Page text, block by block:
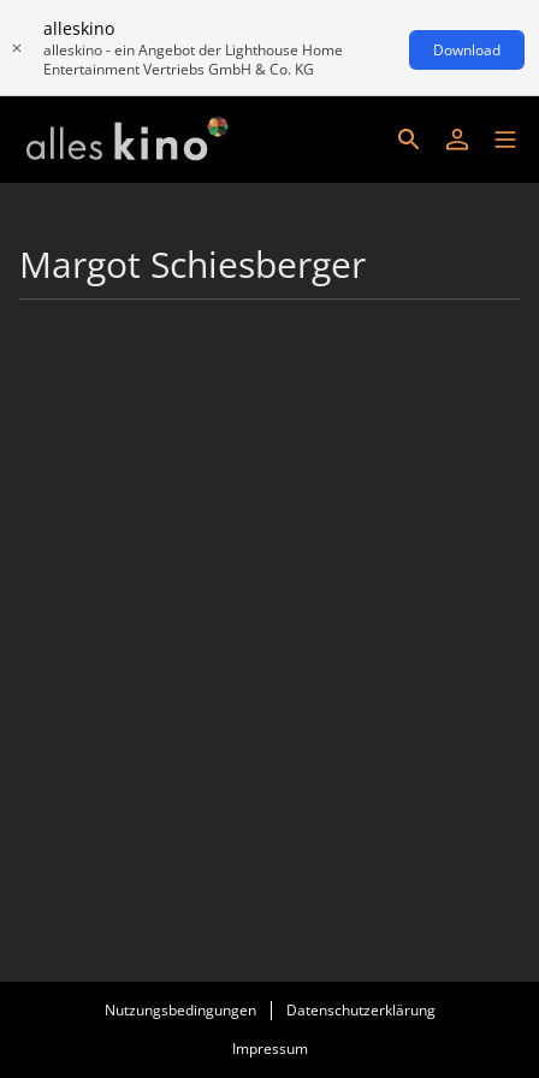
alleskino
alleskino - ein Angebot der Lighthouse Home
Entertainment Vertriebs GmbH & Co. KG
Download
Margot Schiesberger
Nutzungsbedingungen
Datenschutzerklärung
Impressum